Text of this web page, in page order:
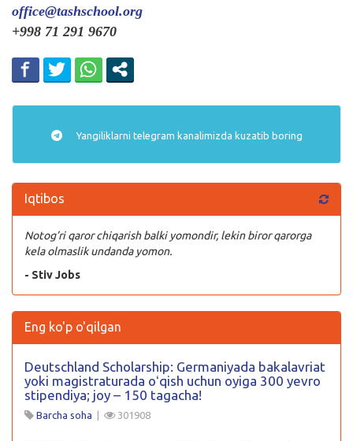
office@tashschool.org
+998 71 291 9670
Yangiliklarni telegram kanalimizda kuzatib boring
Iqtibos
Notog’ri qaror chiqarish balki yomondir, lekin biror qarorga
kela olmaslik undanda yomon.
- Stiv Jobs
Eng ko'p o'qilgan
Deutschland Scholarship: Germaniyada bakalavriat
yoki magistraturada oʻqish uchun oyiga 300 yevro
stipendiya; joy – 150 tagacha!
Barcha soha | 301908